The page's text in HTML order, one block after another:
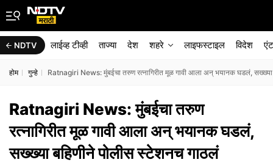
NDTV लाईव्ह टीव्ही ताज्या देश शहरे लाइफस्टाइल विदेश
होम गुन्हे Ratnagiri News: मुंबईचा तरुण रत्नागिरीत मूळ गावी आला अन् भयानक घडलं, सख्ख्या
Ratnagiri News: मुंबईचा तरुण
रत्नागिरीत मूळ गावी आला अन् भयानक घडलं,
सख्ख्या बहिणीने पोलीस स्टेशनच गाठलं